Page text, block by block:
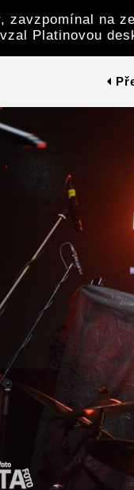
zavzpomínal na
Platinovou